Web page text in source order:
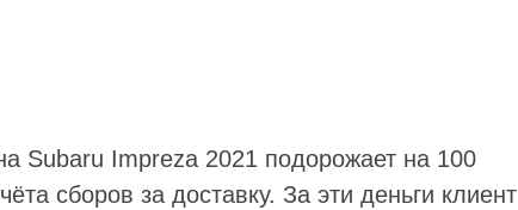
Subaru Impreza 2021 подорожает на 100
сборов за доставку. За эти деньги клиент